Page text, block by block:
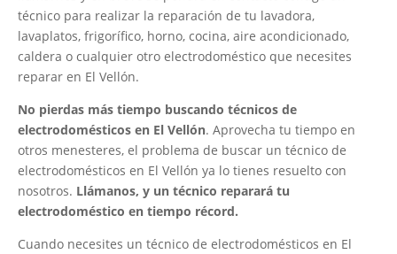
técnico para realizar la reparación de tu lavadora,
lavaplatos, frigorífico, horno, cocina, aire acondicionado,
caldera o cualquier otro electrodoméstico que necesites
reparar en El Vellón.
No pierdas más tiempo buscando técnicos de
electrodomésticos en El Vellón. Aprovecha tu tiempo en
otros menesteres, el problema de buscar un técnico de
electrodomésticos en El Vellón ya lo tienes resuelto con
nosotros. Llámanos, y un técnico reparará tu
electrodoméstico en tiempo récord.
Cuando necesites un técnico de electrodomésticos en El